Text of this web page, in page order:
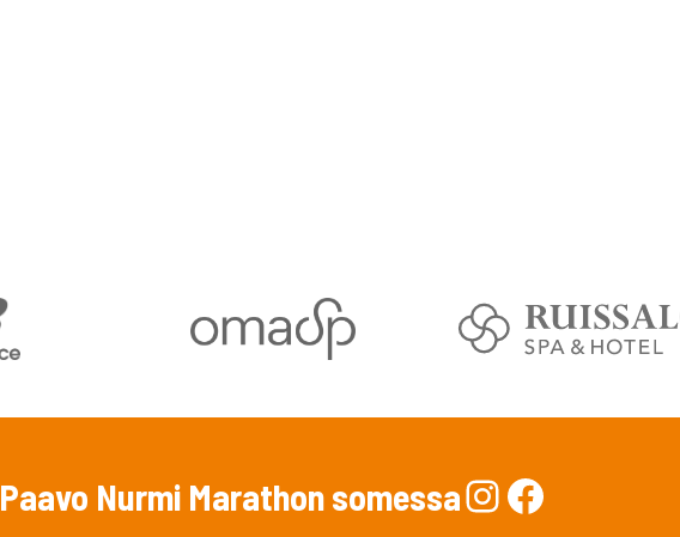
Paavo Nurmi Marathon somessaInstagram
Facebook